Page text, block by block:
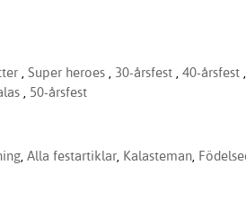
, Super heroes , 30-årsfest , 40-årsfest ,
, 50-årsfest
, Alla festartiklar, Kalasteman,